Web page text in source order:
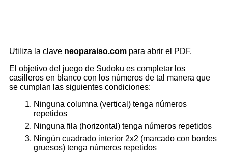
Utiliza la clave neoparaiso.com para abrir el PDF.
El objetivo del juego de Sudoku es completar los
casilleros en blanco con los números de tal manera que
se cumplan las siguientes condiciones:
Ninguna columna (vertical) tenga números
repetidos
Ninguna fila (horizontal) tenga números repetidos
Ningún cuadrado interior 2x2 (marcado con bordes
gruesos) tenga números repetidos